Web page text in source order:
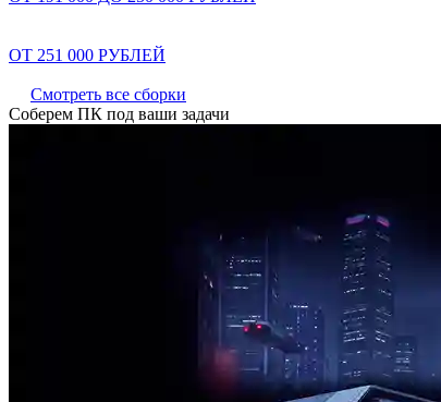
ОТ 251 000 РУБЛЕЙ
Смотреть все сборки
Соберем ПК под ваши задачи